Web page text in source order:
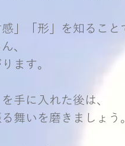
」「形」を知ること
、
ます。
手に入れた後は、
舞いを磨きましょう